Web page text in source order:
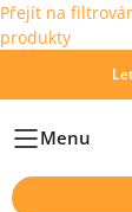
Přejít na
produkty
HlavníMenu